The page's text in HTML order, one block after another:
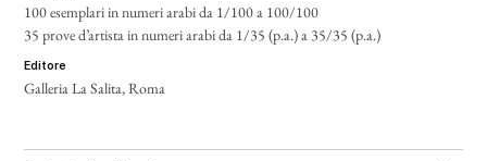
100 esemplari in numeri arabi da 1/100 a 100/100
35 prove d’artista in numeri arabi da 1/35 (p.a.) a 35/35 (p.a.)
editore
Galleria La Salita, Roma